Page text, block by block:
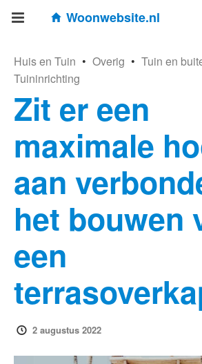
Woonwebsite.nl
Huis en Tuin • Overig • Tuin en
Tuininrichting
Zit er een
maximale
aan
het bouwen
een
2 augustus 2022